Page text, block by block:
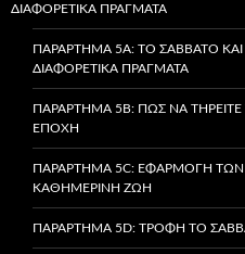
ΔΙΑΦΟΡΕΤΙΚΆ ΠΡΆΓΜΑΤΑ
ΠΑΡΆΡΤΗΜΑ 5A: ΤΟ ΣΆΒΒΑΤΟ
ΔΙΑΦΟΡΕΤΙΚΆ ΠΡΆΓΜΑΤΑ
ΠΑΡΆΡΤΗΜΑ 5B: ΠΏΣ ΝΑ
ΕΠΟΧΉ
ΠΑΡΆΡΤΗΜΑ 5C: ΕΦΑΡΜΟΓΉ
ΚΑΘΗΜΕΡΙΝΉ ΖΩΉ
ΠΑΡΆΡΤΗΜΑ 5D: ΤΡΟΦΉ ΤΟ